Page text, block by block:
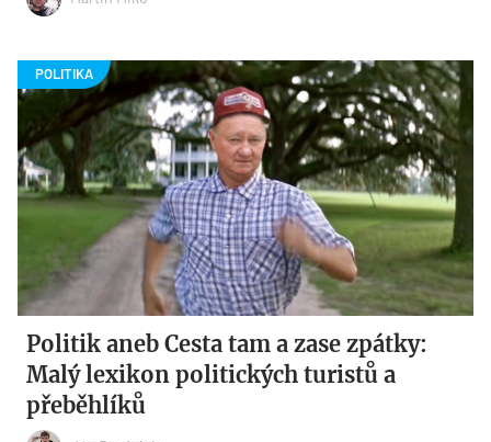
Politik aneb Cesta tam a zase zpátky:
Malý lexikon politických turistů a
přeběhlíků